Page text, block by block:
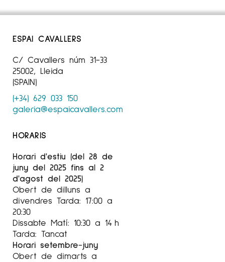
ESPAI CAVALLERS
C/ Cavallers núm 31-33
25002, Lleida
(SPAIN)
(+34) 629 033 150
galeria@espaicavallers.com
HORARIS
Horari d'estiu (del 28 de
juny del 2025 fins al 2
d'agost del 2025)
Obert de dilluns a
divendres Tarda: 17:00 a
20:30
Dissabte Matí: 10:30 a 14 h
Tarda: Tancat
Horari setembre-juny
Obert de dimarts a